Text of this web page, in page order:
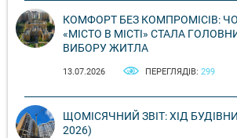
КОМФОРТ БЕЗ КОМПРОМІСІВ:
«МІСТО В МІСТІ» СТАЛА
ВИБОРУ ЖИТЛА
13.07.2026 ПЕРЕГЛЯДІВ: 299
ЩОМІСЯЧНИЙ ЗВІТ: ХІД
2026)